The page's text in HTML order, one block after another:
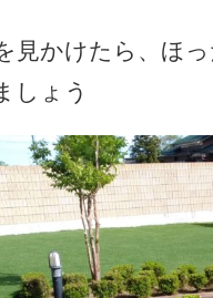
見かけたら、ほ
しょう